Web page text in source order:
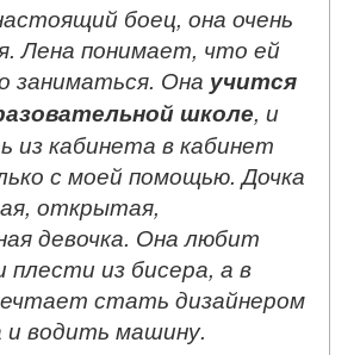
боец, она очень
Лена понимает, что ей
заниматься. Она учится
школе, и
из кабинета в кабинет
с моей помощью. Дочка
открытая,
девочка. Она любит
плести из бисера, а в
стать дизайнером
и водить машину.